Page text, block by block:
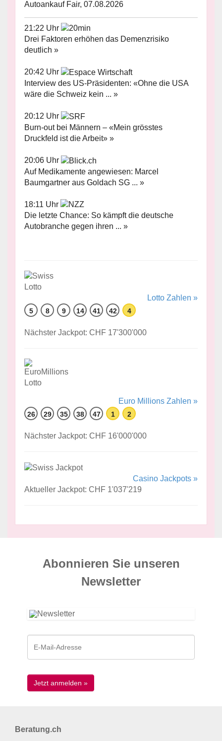
Autoankauf Fair, 07.08.2026
21:22 Uhr
Drei Faktoren erhöhen das Demenzrisiko
deutlich »
20:42 Uhr
Interview des US-Präsidenten: «Ohne die USA
wäre die Schweiz kein ... »
20:12 Uhr
Burn-out bei Männern – «Mein grösstes
Druckfeld ist die Arbeit» »
20:06 Uhr
Auf Medikamente angewiesen: Marcel
Baumgartner aus Goldach SG ... »
18:11 Uhr
Die letzte Chance: So kämpft die deutsche
Autobranche gegen ihren ... »
Lotto Zahlen »
5 8 9 14 41 42 4
Nächster Jackpot: CHF 17'300'000
Euro Millions Zahlen »
26 29 35 38 47 1 2
Nächster Jackpot: CHF 16'000'000
Casino Jackpots »
Aktueller Jackpot: CHF 1'037'219
Abonnieren Sie unseren
News­letter
Beratung.ch